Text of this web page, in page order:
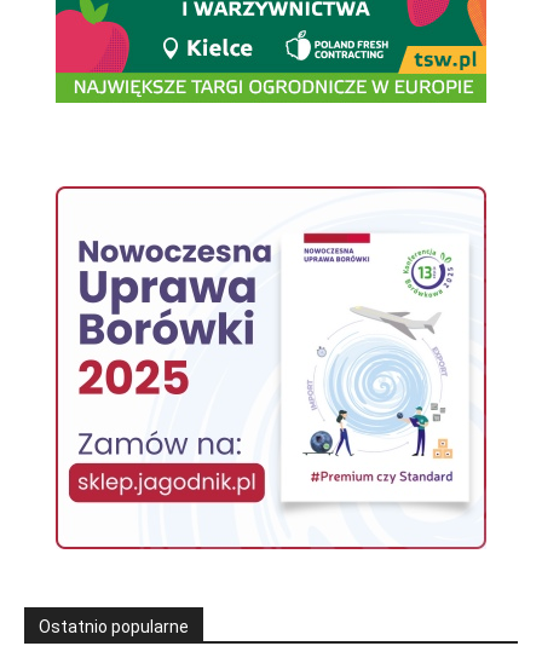
Ostatnio popularne